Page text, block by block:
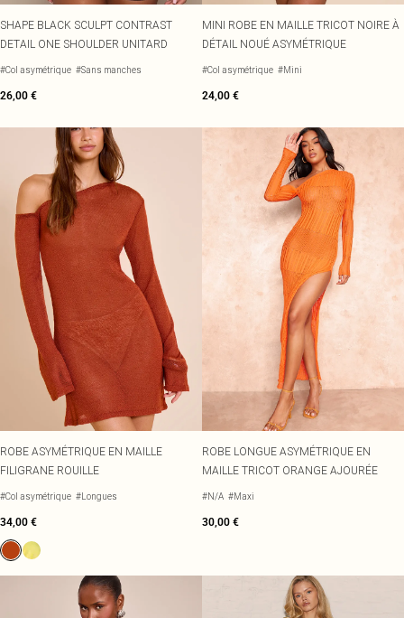
SHAPE BLACK SCULPT CONTRAST
DETAIL ONE SHOULDER UNITARD
#Col asymétrique #Sans manches
26,00 €
MINI ROBE EN MAILLE TRICOT NOIRE À
DÉTAIL NOUÉ ASYMÉTRIQUE
#Col asymétrique #Mini
24,00 €
ROBE ASYMÉTRIQUE EN MAILLE
FILIGRANE ROUILLE
#Col asymétrique #Longues
34,00 €
ROBE LONGUE ASYMÉTRIQUE EN
MAILLE TRICOT ORANGE AJOURÉE
#N/A #Maxi
30,00 €